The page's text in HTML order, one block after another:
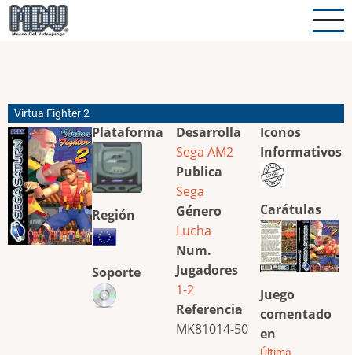
Pasar
al
Virtua Fighter 2
Plataforma
Región
Soporte
Desarrolla
Sega AM2
Publica
Sega
Género
Lucha
Num.
Jugadores
1-2
Referencia
MK81014-50
Iconos
Informativos
Carátulas
Juego
comentado
en